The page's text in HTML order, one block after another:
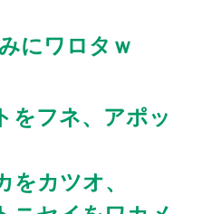
にワロタｗ
をフネ、アポッ
をカツオ、